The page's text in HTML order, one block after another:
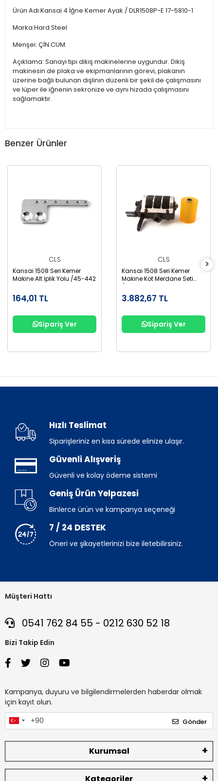
Ürün Adı:Kansai 4 İğne Kemer Ayak / DLR1508P-E 17-5810-1
Marka:Hard Steel
Menşei: ÇİN.CUM.
Açıklama: Sanayi tipi dikiş makinelerine uygundur. Dikiş
makinesin de plaka ve ekipmanlarının görevi, plakanın
üzerine bağlı bulunan dişlinin düzenli bir şekil de çalışmasını
ve lüper ile iğnenin sekronize ve aynı hizada çalışmasını
sağlamaktır.
Benzer Ürünler
CLS
Kansai 1508 Seri Kemer
Makine Alt İplik Yolu /45-442
164,01 TL
Sipariş Ver
CLS
Kansai 1508 Seri Kemer
Makine Kot Merdane Seti
/1508
3.882,67 TL
Sipariş Ver
Hızlı Teslimat
Siparişleriniz en kısa sürede elinize ulaşır.
Güvenli Alışveriş
Güvenli ve kolay ödeme sistemi
Geniş Ürün Yelpazesi
Binlerce ürün ve kampanya seçeneği
7 / 24 DESTEK
Öneri ve şikayetlerinizi bize iletebilirsiniz.
Müşteri Hattı
0541 762 84 55 - 0212 630 52 18
Bizi Takip Edin
Kampanya, duyuru ve bilgilendirmelerden haberdar olmak
için kayıt olun.
Gönder
Kurumsal